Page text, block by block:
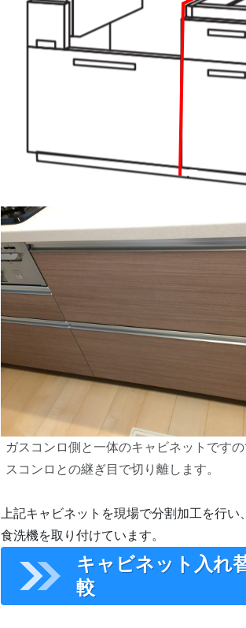
ガスコンロ側と一体のキャビネットです
スコンロとの継ぎ目で切り離します。
上記キャビネットを現場で分割加工を行
食洗機を取り付けています。
キャビネット入れ
較